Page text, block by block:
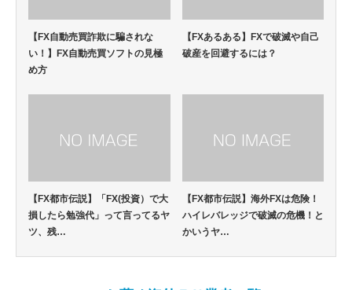
【FX自動売買詐欺に騙されな
い！】FX自動売買ソフトの見極
め方
【FXあるある】FXで破滅や自己
破産を回避するには？
【FX都市伝説】「FX(投資）で大
損したら勉強代」って言ってるヤ
ツ、残…
【FX都市伝説】海外FXは危険！
ハイレバレッジで破滅の危機！と
かいうヤ…